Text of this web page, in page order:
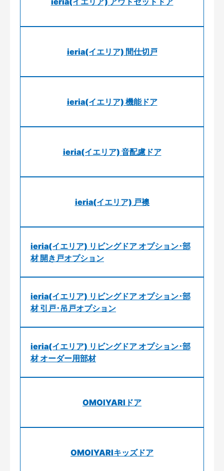
ieria(イエリア) 間仕切戸
ieria(イエリア) 機能ドア
ieria(イエリア) 音配慮ドア
ieria(イエリア) 戸襖
ieria(イエリア) リビングドア オプション･部
材 開き戸オプション
ieria(イエリア) リビングドア オプション･部
材 引戸･吊戸オプション
ieria(イエリア) リビングドア オプション･部
材 オーダー用部材
OMOIYARIドア
OMOIYARIキッズドア